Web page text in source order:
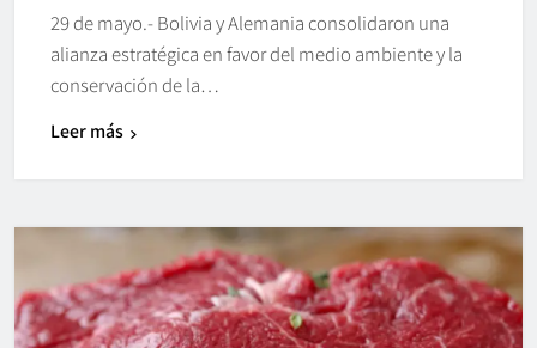
29 de mayo.- Bolivia y Alemania consolidaron una
alianza estratégica en favor del medio ambiente y la
conservación de la…
Leer más